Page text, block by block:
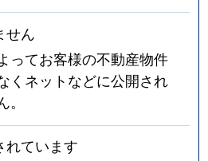
せん
ってお客様の不動産物件
くネットなどに公開され
れています